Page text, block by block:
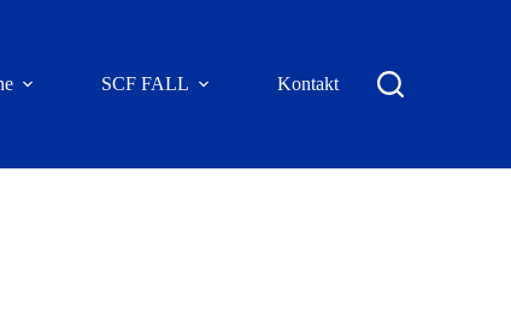
SCF FALL Kontakt